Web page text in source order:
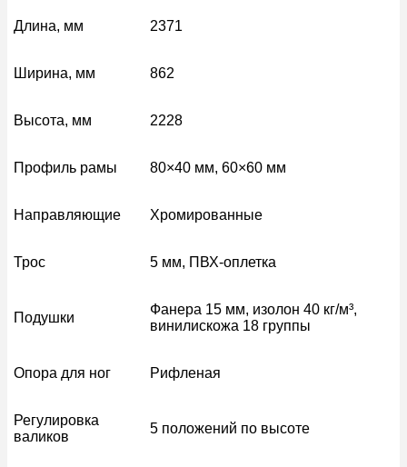
Длина, мм 2371
Ширина, мм 862
Высота, мм 2228
Профиль рамы 80×40 мм, 60×60 мм
Направляющие Хромированные
Трос 5 мм, ПВХ-оплетка
Подушки
Фанера 15 мм, изолон 40 кг/м³,
винилискожа 18 группы
Опора для ног Рифленая
Регулировка
валиков
5 положений по высоте